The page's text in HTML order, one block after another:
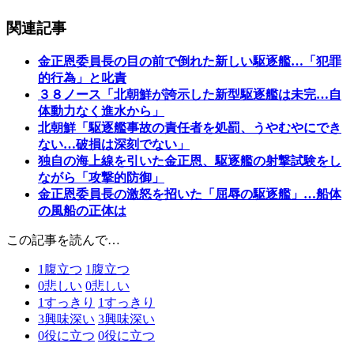
関連記事
金正恩委員長の目の前で倒れた新しい駆逐艦…「犯罪
的行為」と叱責
３８ノース「北朝鮮が誇示した新型駆逐艦は未完…自
体動力なく進水から」
北朝鮮「駆逐艦事故の責任者を処罰、うやむやにでき
ない…破損は深刻でない」
独自の海上線を引いた金正恩、駆逐艦の射撃試験をし
ながら「攻撃的防御」
金正恩委員長の激怒を招いた「屈辱の駆逐艦」…船体
の風船の正体は
この記事を読んで…
1 腹立つ 1 腹立つ
0悲しい 0悲しい
1すっきり 1すっきり
3興味深い 3興味深い
0役に立つ 0役に立つ